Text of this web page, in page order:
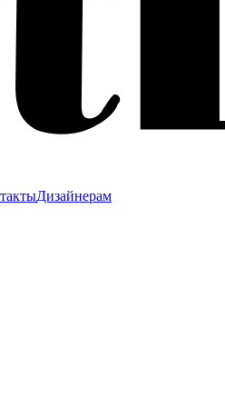
Дизайнерам